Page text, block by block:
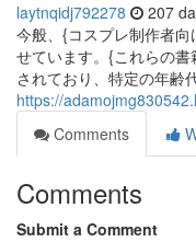
laytnqidj792278 207
今般、{コスプレ制作者
せています。{これらの
されており、特定の年齢
https://
Comments
Comments
Submit a Comment